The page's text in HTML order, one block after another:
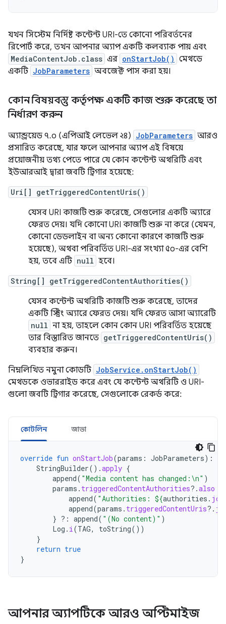
যখন সিস্টেম নির্দিষ্ট কন্টেন্ট URI-তে কোনো পরিবর্তনের
রিপোর্ট করে, তখন আপনার অ্যাপ একটি কলব্যাক পায় এবং
MediaContentJob.class এর onStartJob() মেথডে
একটি JobParameters অবজেক্ট পাস করা হয়।
কোন বিষয়বস্তু কর্তৃপক্ষ একটি কাজ শুরু করেছে তা
নির্ধারণ করুন
অ্যান্ড্রয়েড ৭.০ (এপিআই লেভেল ২৪) JobParameters আরও
প্রসারিত করেছে, যার ফলে আপনার অ্যাপ এই বিষয়ে
প্রয়োজনীয় তথ্য পেতে পারে যে কোন কন্টেন্ট অথরিটি এবং
ইউআরআই দ্বারা জবটি ট্রিগার হয়েছে:
Uri[] getTriggeredContentUris()
যেসব URI কাজটি শুরু করেছে, সেগুলোর একটি অ্যারে
ফেরত দেয়। যদি কোনো URI কাজটি শুরু না করে (যেমন,
কোনো ডেডলাইন বা অন্য কোনো কারণে কাজটি শুরু
হয়েছে), অথবা পরিবর্তিত URI-এর সংখ্যা ৫০-এর বেশি
হয়, তবে এটি null হবে।
String[] getTriggeredContentAuthorities()
যেসব কন্টেন্ট অথরিটি কাজটি শুরু করেছে, তাদের
একটি স্ট্রিং অ্যারে ফেরত দেয়। যদি ফেরত আসা অ্যারেটি
null না হয়, তাহলে কোন কোন URI পরিবর্তিত হয়েছে
তার বিস্তারিত জানতে getTriggeredContentUris()
ব্যবহার করুন।
নিম্নলিখিত নমুনা কোডটি JobService.onStartJob()
মেথডকে ওভাররাইড করে এবং যে কন্টেন্ট অথরিটি ও URI-
গুলো জবটি ট্রিগার করেছে, সেগুলোকে রেকর্ড করে:
কোটলিন জাভা
override fun onStartJob(params : JobParameters):
StringBuilder().apply {
append( "Media content has changed:\n" )
params . triggeredContentAuthorities?.also
append( "Authorities: ${authorities .
append(params . triggeredContentUris?.
} ?: append( "(No content)" )
Log . i(TAG, toString())
}
return true
}
আপনার অ্যাপটিকে আরও অপ্টিমাইজ